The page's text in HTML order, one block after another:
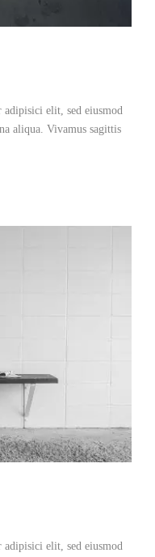
elit, sed eiusmod
aliqua. Vivamus sagittis
adipisici elit, sed eiusmod